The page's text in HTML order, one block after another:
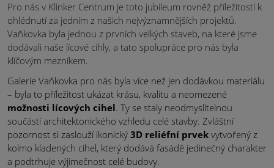
Pro nás v Klinker Centrum je toto jubileum rovněž příležitostí k
ohlédnutí za jedním z našich nejvýznamnějších projektů.
Vaňkovka byla jednou z prvních velkých staveb, na které jsme
dodávali naše lícové cihly, a tato spolupráce pro nás byla
klíčovým mezníkem.
Galerie Vaňkovka pro nás byla více než jen dodávkou materiálu
– byla to příležitost ukázat krásu, kvalitu a neomezené
možnosti lícových cihel. Ty se staly neodmyslitelnou
součástí architektonického vzhledu celé stavby. Zvláštní
pozornost si zaslouží ikonický 3D reliéfní prvek vytvořený z
kolmo kladených cihel, který dodává fasádě jedinečný charakter
a podtrhuje výjimečnost celé budovy.